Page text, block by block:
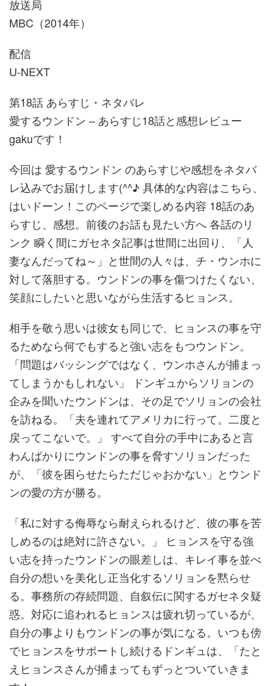
放送局
MBC（2014年）
配信
U-NEXT
第18話 あらすじ・ネタバレ
愛するウンドン – あらすじ18話と感想レビュー
gakuです！
今回は 愛するウンドン のあらすじや感想をネタバ
レ込みでお届けします(^^♪ 具体的な内容はこちら、
はいドーン！このページで楽しめる内容 18話のあ
らすじ、感想。前後のお話も見たい方へ 各話のリ
ンク 瞬く間にガセネタ記事は世間に出回り、「人
妻なんだってね～」と世間の人々は、チ・ウンホに
対して落胆する。ウンドンの事を傷つけたくない、
笑顔にしたいと思いながら生活するヒョンス。
相手を敬う思いは彼女も同じで、ヒョンスの事を守
るためなら何でもすると強い志をもつウンドン。
「問題はバッシングではなく、ウンホさんが捕まっ
てしまうかもしれない」 ドンギュからソリョンの
企みを聞いたウンドンは、その足でソリョンの会社
を訪ねる。「夫を連れてアメリカに行って。二度と
戻ってこないで。」 すべて自分の手中にあると言
わんばかりにウンドンの事を脅すソリョンだった
が、「彼を困らせたらただじゃおかない」とウンド
ンの愛の方が勝る。
「私に対する侮辱なら耐えられるけど、彼の事を苦
しめるのは絶対に許さない。」 ヒョンスを守る強
い志を持ったウンドンの眼差しは、キレイ事を並べ
自分の想いを美化し正当化するソリョンを黙らせ
る。事務所の存続問題、自叙伝に関するガセネタ疑
惑。対応に追われるヒョンスは疲れ切っているが、
自分の事よりもウンドンの事が気になる。いつも傍
でヒョンスをサポートし続けるドンギュは、「たと
えヒョンスさんが捕まってもずっとついていきま